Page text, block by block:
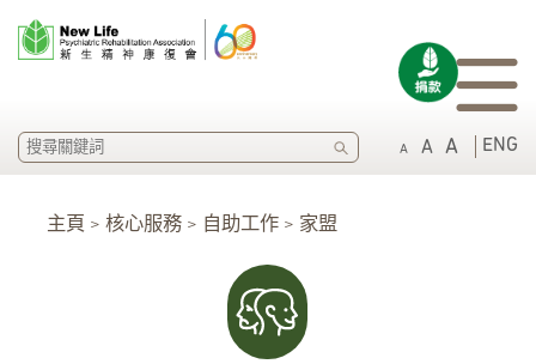
A A A ENG
SEARCH
主頁 > 核心服務 > 自助工作 > 家盟